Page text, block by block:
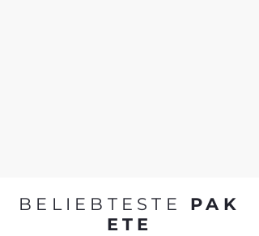
BELIEBTESTE PAK
ETE